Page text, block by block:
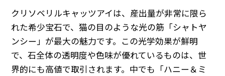
クリソベリルキャッツアイは、産出量が非常に限ら
れた希少宝石で、猫の目のような光の筋「シャトヤ
ンシー」が最大の魅力です。この光学効果が鮮明
で、石全体の透明度や色味が優れているものは、世
界的にも高値で取引されます。中でも「ハニー＆ミ